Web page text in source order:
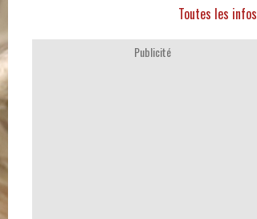
Toutes les infos
Publicité